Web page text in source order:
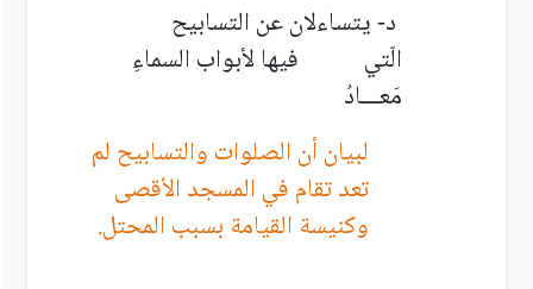
د- يتساءلان عن التسابيح
الّتي فيها لأبواب السماءِ
مَعـــادُ
لبيان أن الصلوات والتسابيح لم
تعد تقام في المسجد الأقصى
وكنيسة القيامة بسبب المحتل.